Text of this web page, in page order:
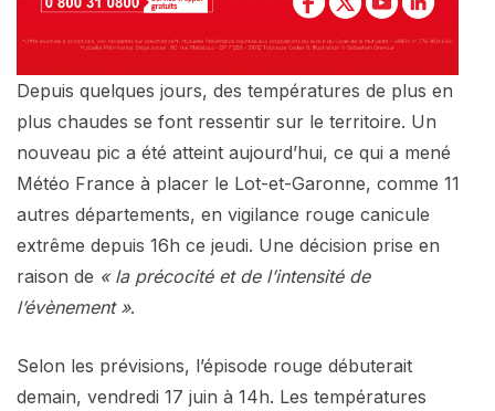
Depuis quelques jours, des températures de plus en
plus chaudes se font ressentir sur le territoire. Un
nouveau pic a été atteint aujourd’hui, ce qui a mené
Météo France à placer le Lot-et-Garonne, comme 11
autres départements, en vigilance rouge canicule
extrême depuis 16h ce jeudi. Une décision prise en
raison de « la précocité et de l’intensité de
l’évènement ».
Selon les prévisions, l’épisode rouge débuterait
demain, vendredi 17 juin à 14h. Les températures